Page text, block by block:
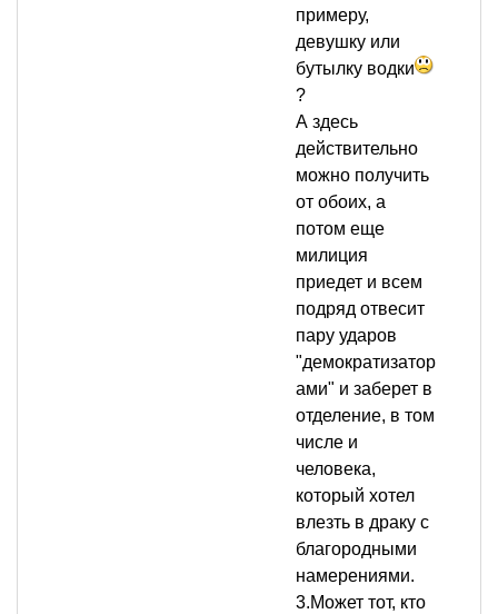
примеру,
девушку или
бутылку водки
?
А здесь
действительно
можно получить
от обоих, а
потом еще
милиция
приедет и всем
подряд отвесит
пару ударов
"демократизатор
ами" и заберет в
отделение, в том
числе и
человека,
который хотел
влезть в драку с
благородными
намерениями.
3.Может тот, кто